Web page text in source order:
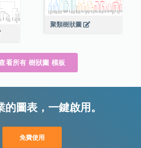
聚類樹狀圖
看所有 樹狀圖 模板
圖表，一鍵啟用。
免費使用